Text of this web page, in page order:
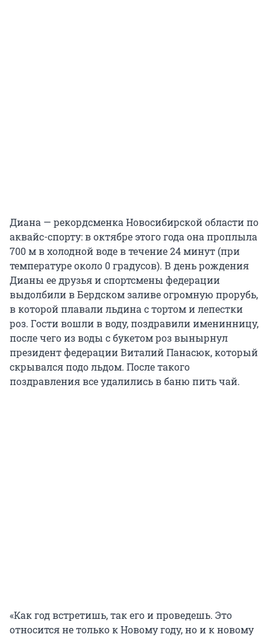
Диана — рекордсменка Новосибирской области по
аквайс-спорту: в октябре этого года она проплыла
700 м в холодной воде в течение 24 минут (при
температуре около 0 градусов). В день рождения
Дианы ее друзья и спортсмены федерации
выдолбили в Бердском заливе огромную прорубь,
в которой плавали льдина с тортом и лепестки
роз. Гости вошли в воду, поздравили именинницу,
после чего из воды с букетом роз вынырнул
президент федерации Виталий Панасюк, который
скрывался подо льдом. После такого
поздравления все удалились в баню пить чай.
«Как год встретишь, так его и проведешь. Это
относится не только к Новому году, но и к новому